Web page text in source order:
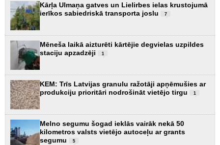
Kārļa Ulmaņa gatves un Lielirbes ielas krustojumā
ierīkos sabiedriskā transporta joslu
7
Mēneša laikā aizturēti kārtējie degvielas uzpildes
staciju apzadzēji
1
KEM: Trīs Latvijas granulu ražotāji apņēmušies ar
produkciju prioritāri nodrošināt vietējo tirgu
1
Melno segumu šogad ieklās vairāk nekā 50
kilometros valsts vietējo autoceļu ar grants
segumu
5